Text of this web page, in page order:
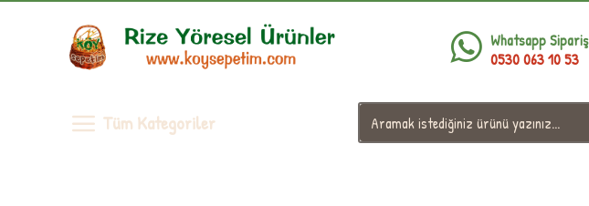
Whatsapp Sipariş
0530 063 10 53
Tüm Kategoriler